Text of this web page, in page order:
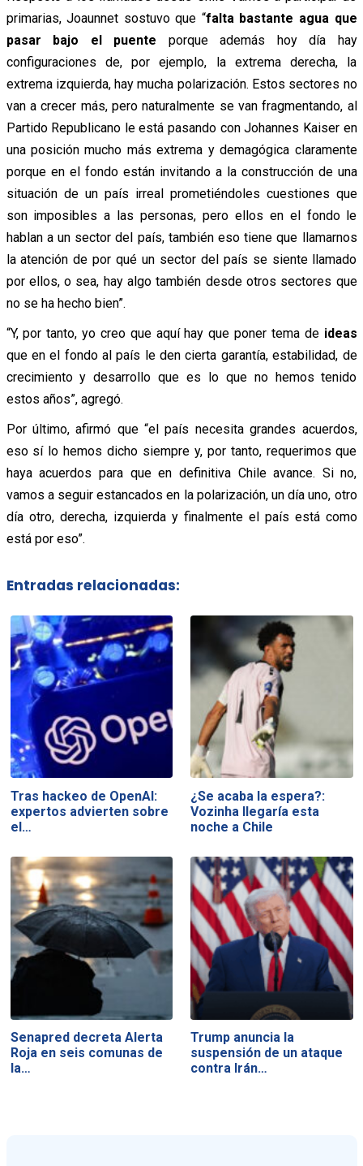
primarias, Joaunnet sostuvo que “falta bastante agua que
pasar bajo el puente porque además hoy día hay
configuraciones de, por ejemplo, la extrema derecha, la
extrema izquierda, hay mucha polarización. Estos sectores no
van a crecer más, pero naturalmente se van fragmentando, al
Partido Republicano le está pasando con Johannes Kaiser en
una posición mucho más extrema y demagógica claramente
porque en el fondo están invitando a la construcción de una
situación de un país irreal prometiéndoles cuestiones que
son imposibles a las personas, pero ellos en el fondo le
hablan a un sector del país, también eso tiene que llamarnos
la atención de por qué un sector del país se siente llamado
por ellos, o sea, hay algo también desde otros sectores que
no se ha hecho bien”.
“Y, por tanto, yo creo que aquí hay que poner tema de ideas
que en el fondo al país le den cierta garantía, estabilidad, de
crecimiento y desarrollo que es lo que no hemos tenido
estos años”, agregó.
Por último, afirmó que “el país necesita grandes acuerdos,
eso sí lo hemos dicho siempre y, por tanto, requerimos que
haya acuerdos para que en definitiva Chile avance. Si no,
vamos a seguir estancados en la polarización, un día uno, otro
día otro, derecha, izquierda y finalmente el país está como
está por eso”.
Entradas relacionadas:
Tras hackeo de OpenAI:
expertos advierten sobre
el…
¿Se acaba la espera?:
Vozinha llegaría esta
noche a Chile
Senapred decreta Alerta
Roja en seis comunas de
la…
Trump anuncia la
suspensión de un ataque
contra Irán…